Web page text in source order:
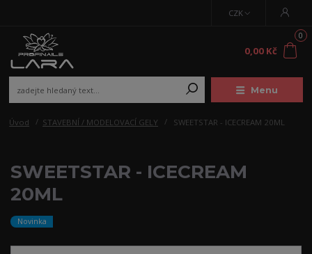
Menu
CZK
0
0,00 Kč
Úvod STAVEBNÍ / MODELOVACÍ GELY SWEETSTAR - ICECREAM 20ML
SWEETSTAR - ICECREAM
20ML
Novinka